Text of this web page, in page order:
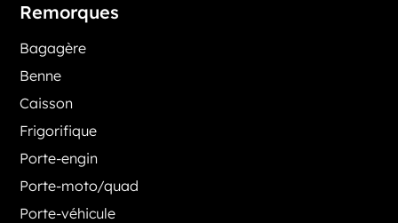
Remorques
Bagagère
Benne
Caisson
Frigorifique
Porte-engin
Porte-moto/quad
Porte-véhicule